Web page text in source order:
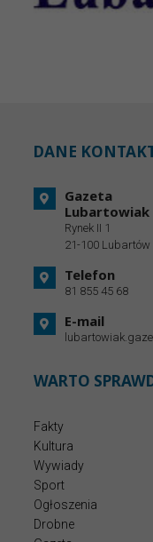
DANE
Gazeta
Lubartowiak
Rynek II 1
21-100 Lubartów
Telefon
81 855 45 68
E-mail
WARTO
Fakty
Kultura
Wywiady
Sport
Ogłoszenia
Drobne